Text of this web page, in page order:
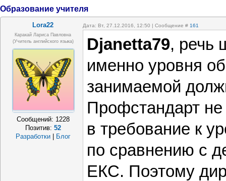
Образование учителя
Lora22 Дата: Вт, 27.12.2016, 12:50 | Сообщение # 161
Каракай Лариса Павловна
(учитель английского языка)
Сообщений: 1228
Позитив: 52
Разработки
Блог
Djanetta79, речь
именно уровня
занимаемой
Профстандарт не
в требование к
по сравнению с
ЕКС. Поэтому